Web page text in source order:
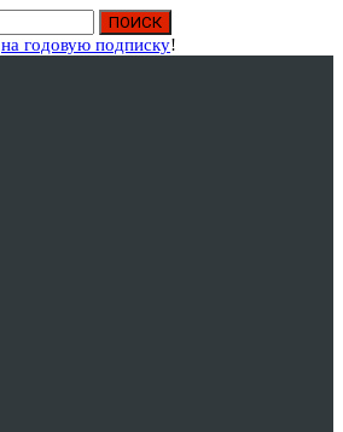
на годовую подписку!